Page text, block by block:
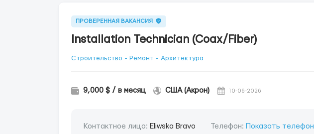
ПРОВЕРЕННАЯ ВАКАНСИЯ
Installation Technician (Coax/Fiber)
Строительство - Ремонт - Архитектура
9,000 $ / в месяц США (Акрон) 10-06-2026
Контактное лицо: Eliwska Bravo Телефон: Показать телефон